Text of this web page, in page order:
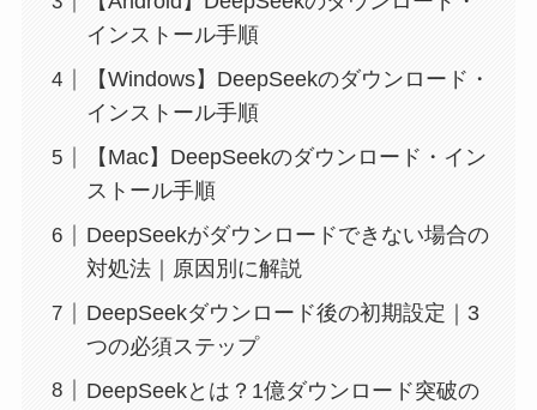
インストール手順
【Windows】DeepSeekのダウンロード・
インストール手順
【Mac】DeepSeekのダウンロード・イン
ストール手順
DeepSeekがダウンロードできない場合の
対処法｜原因別に解説
DeepSeekダウンロード後の初期設定｜3
つの必須ステップ
DeepSeekとは？1億ダウンロード突破の